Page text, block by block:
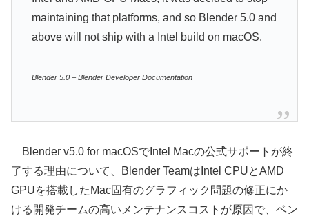
maintaining that platforms, and so Blender 5.0 and
above will not ship with a Intel build on macOS.
Blender 5.0 – Blender Developer Documentation
Blender v5.0 for macOSでIntel Macの公式サポートが終
了する理由について、Blender TeamはIntel CPUとAMD
GPUを搭載したMac固有のグラフィック問題の修正にか
ける開発チームの高いメンテナンスコストが原因で、ベン